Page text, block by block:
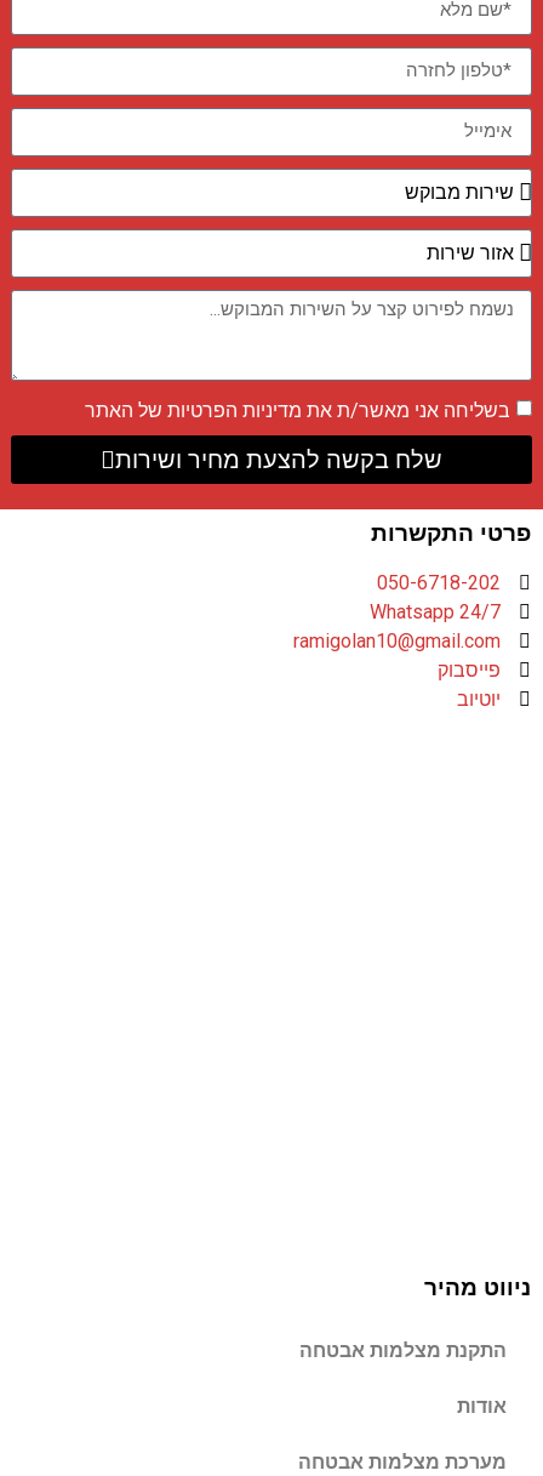
בשליחה אני מאשר/ת את מדיניות הפרטיותשל האתר
שלח בקשה להצעת מחיר ושירות
פרטי התקשרות
050-6718-202
Whatsapp 24/7
ramigolan10@gmail.com
פייסבוק
יוטיוב
ניווט מהיר
התקנת מצלמות אבטחה
אודות
מערכת מצלמות אבטחה